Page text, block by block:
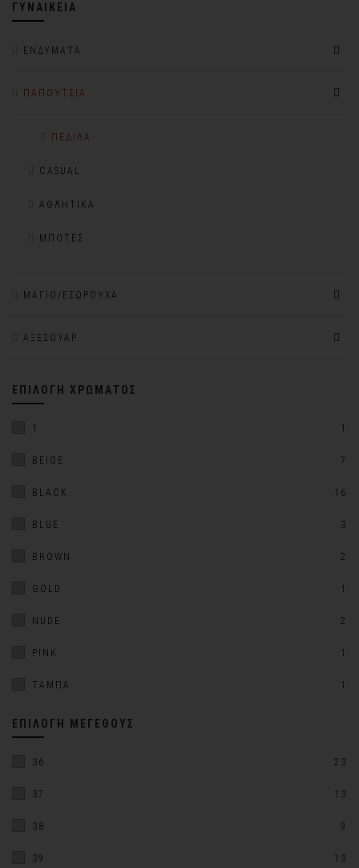
ΓΥΝΑΙΚΕΊΑ
ΕΝΔΎΜΑΤΑ
ΠΑΠΟΎΤΣΙΑ
ΠΈΔΙΛΑ
CASUAL
ΑΘΛΗΤΙΚΆ
ΜΠΌΤΕΣ
ΜΑΓΙΌ/ΕΣΏΡΟΥΧΑ
ΑΞΕΣΟΥΆΡ
ΕΠΙΛΟΓΉ ΧΡΏΜΑΤΟΣ
1 1
BEIGE 7
BLACK 16
BLUE 3
BROWN 2
GOLD 1
NUDE 2
PINK 1
ΤΑΜΠΑ 1
ΕΠΙΛΟΓΉ ΜΕΓΈΘΟΥΣ
36 23
37 13
38 9
39 13